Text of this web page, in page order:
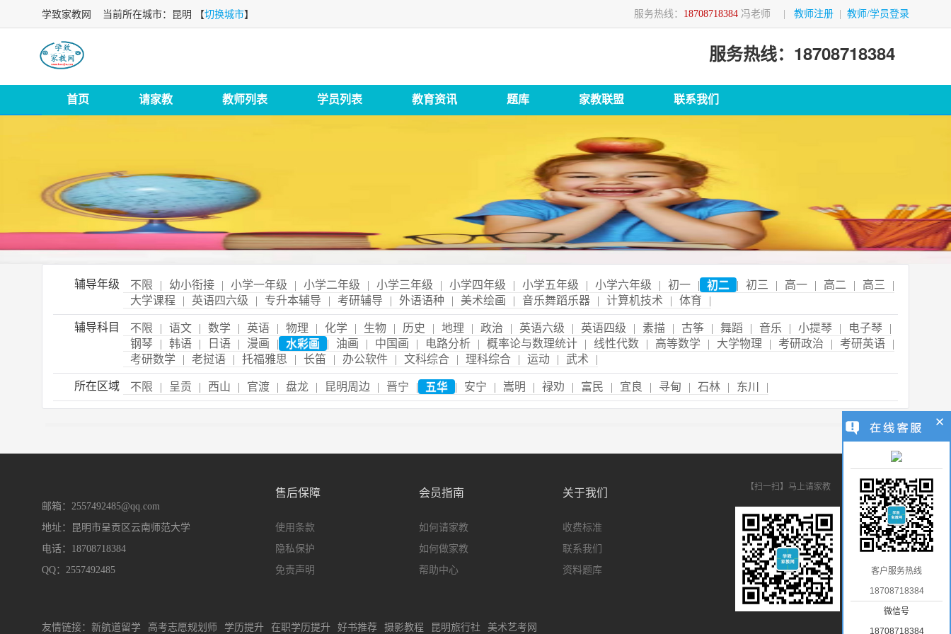
服务热线： 18708718384 冯老师 教师注册 教师/学员登录
学致家教网 当前所在城市：昆明 【切换城市】
服务热线：18708718384
首页 请家教 教师列表 学员列表 教育资讯 题库 家教联盟 联系我们
辅导年级 不限 | 幼小衔接 | 小学一年级 | 小学二年级 | 小学三年级 | 小学四年级 | 小学五年级 | 小学六年级 | 初一 | 初二 | 初三 | 高一 | 高二 | 高三
|
大学课程
| 英语四六级 | 专升本辅导 | 考研辅导 | 外语语种 | 美术绘画 | 音乐舞蹈乐器 | 计算机技术 | 体育 |
辅导科目 不限 | 语文 | 数学 | 英语 | 物理 | 化学 | 生物 | 历史 | 地理 | 政治 | 英语六级 | 英语四级 | 素描 | 古筝 | 舞蹈 | 音乐 | 小提琴 | 电子琴
|
钢琴
| 韩语 | 日语 | 漫画 | 水彩画 | 油画 | 中国画 | 电路分析 | 概率论与数理统计 | 线性代数 | 高等数学 | 大学物理 | 考研政治 | 考研英语
|
考研数学
| 老挝语 | 托福雅思 | 长笛 | 办公软件 | 文科综合 | 理科综合 | 运动 | 武术 |
所在区域 不限 | 呈贡 | 西山 | 官渡 | 盘龙 | 昆明周边 | 晋宁 | 五华 | 安宁 | 嵩明 | 禄劝 | 富民 | 宜良 | 寻甸 | 石林 | 东川 |
邮箱：2557492485@qq.com
地址：昆明市呈贡区云南师范大学
电话：18708718384
QQ：2557492485
售后保障
使用条款
隐私保护
免责声明
会员指南
如何请家教
如何做家教
帮助中心
关于我们
收费标准
联系我们
资料题库
【扫一扫】马上请家教
友情链接： 新航道留学 高考志愿规划师 学历提升 在职学历提升 好书推荐 摄影教程 昆明旅行社 美术艺考网
客户服务热线
18708718384
微信号
18708718384